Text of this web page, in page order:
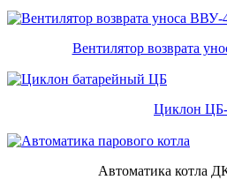
Вентилятор возврата
Циклон
Автоматика котла